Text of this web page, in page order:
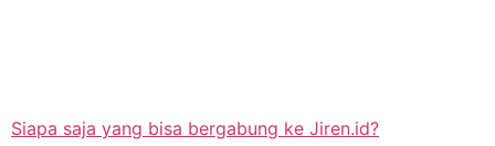
Siapa saja yang bisa bergabung ke Jiren.id?